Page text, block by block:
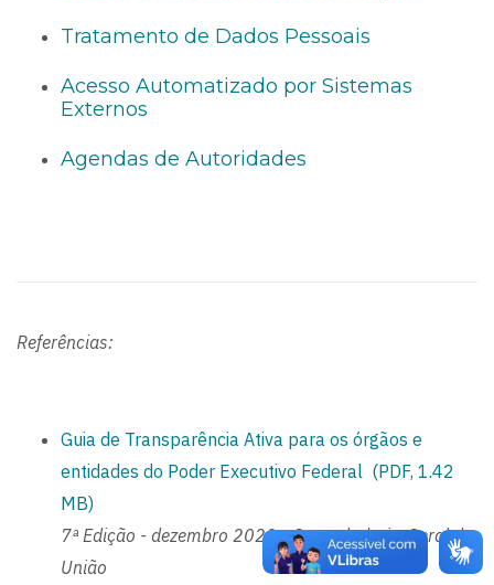
Tratamento de Dados Pessoais
Acesso Automatizado por Sistemas
Externos
Agendas de Autoridades
Referências:
Guia de Transparência Ativa para os órgãos e
entidades do Poder Executivo Federal (PDF, 1.42
MB)
7ª Edição - dezembro 2022 - Controladoria-Geral da
União